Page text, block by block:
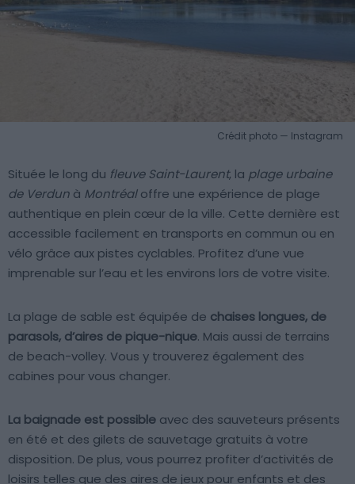
Crédit photo — Instagram
Située le long du fleuve Saint-Laurent, la plage urbaine
de Verdun à Montréaloffre une expérience de plage
authentique en plein cœur de la ville. Cette dernière est
accessible facilement en transports en commun ou en
vélo grâce aux pistes cyclables. Profitez d’une vue
imprenable sur l’eau et les environs lors de votre visite.
La plage de sable est équipée de chaises longues, de
parasols, d’aires de pique-nique. Mais aussi de terrains
de beach-volley. Vous y trouverez également des
cabines pour vous changer.
La baignade est possible avec des sauveteurs présents
en été et des gilets de sauvetage gratuits à votre
disposition. De plus, vous pourrez profiter d’activités de
loisirs telles que des aires de jeux pour enfants et des